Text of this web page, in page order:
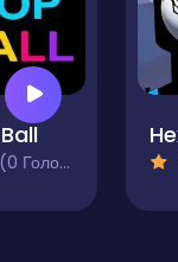
Голосів)